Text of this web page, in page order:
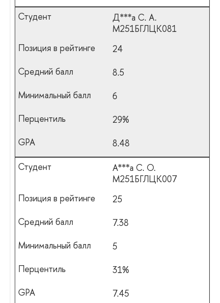
Д***а С. А.
М251БГЛЦК081
24
8.5
6
29%
8.48
А***а С. О.
М251БГЛЦК007
25
7.38
5
31%
7.45